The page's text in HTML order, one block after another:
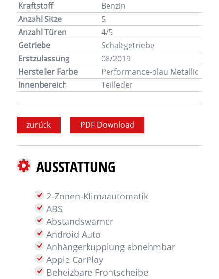
Kraftstoff
Benzin
Anzahl Sitze
5
Anzahl Türen
4/5
Getriebe
Schaltgetriebe
Erstzulassung
08/2019
Hersteller Farbe
Performance-blau Metallic
Innenbereich
Teilleder
zurück PDF Download
AUSSTATTUNG
2-Zonen-Klimaautomatik
ABS
Abstandswarner
Android Auto
Anhängerkupplung abnehmbar
Apple CarPlay
Beheizbare Frontscheibe